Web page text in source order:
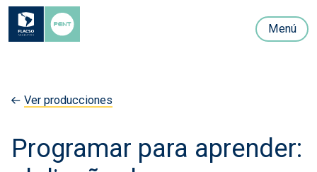
Menú
Ver producciones
Programar para aprender: